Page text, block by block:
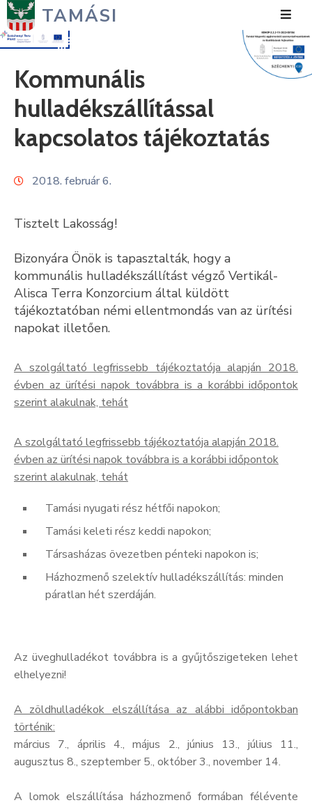
TAMÁSI
Polgármesteri
Fejlesztések
Média
Kultúra
Keresés
Kommunális
hulladékszállítással
kapcsolatos tájékoztatás
2018. február 6.
Tisztelt Lakosság!
Bizonyára Önök is tapasztalták, hogy a
kommunális hulladékszállítást végző Vertikál-
Alisca Terra Konzorcium által küldött
tájékoztatóban némi ellentmondás van az ürítési
napokat illetően.
A szolgáltató legfrissebb tájékoztatója alapján 2018.
évben az ürítési napok továbbra is a korábbi időpontok
szerint alakulnak, tehát
A szolgáltató legfrissebb tájékoztatója alapján 2018.
évben az ürítési napok továbbra is a korábbi időpontok
szerint alakulnak, tehát
Tamási nyugati rész hétfői napokon;
Tamási keleti rész keddi napokon;
Társasházas övezetben pénteki napokon is;
Házhozmenő szelektív hulladékszállítás: minden
páratlan hét szerdáján.
Az üveghulladékot továbbra is a gyűjtőszigeteken lehet
elhelyezni!
A zöldhulladékok elszállítása az alábbi időpontokban
történik:
március 7., április 4., május 2., június 13., július 11.,
augusztus 8., szeptember 5., október 3., november 14.
A lomok elszállítása házhozmenő formában félévente